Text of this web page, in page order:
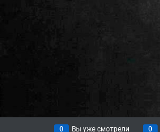
0 Вы уже смотрели 0